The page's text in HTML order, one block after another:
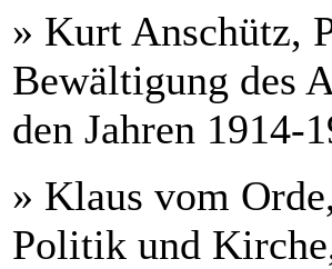
» Kurt Anschütz,
Bewältigung des
den Jahren 1914-
» Klaus vom
Politik und